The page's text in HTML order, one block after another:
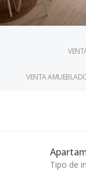
VENTA
Tipo de